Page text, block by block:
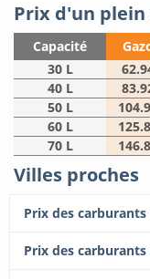
Prix d'un
Capacité
30 L
40 L
50 L
60 L
70 L
Villes proches
Prix des carburants
Prix des